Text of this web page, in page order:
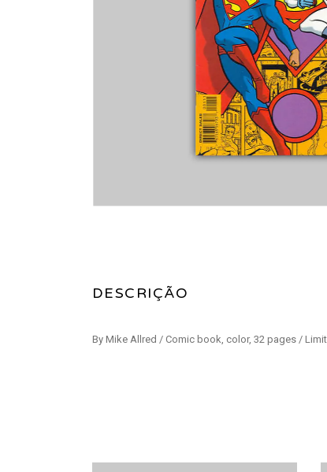
DESCRIÇÃO
By Mike Allred / Comic book, color, 32 pages /